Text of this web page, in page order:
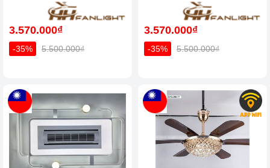
3.570.000₫
-35% 5.500.000₫
3.570.000₫
-35% 5.500.000₫